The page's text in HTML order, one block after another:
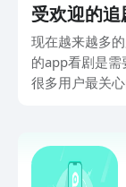
受欢迎的
现在越来越多
的app看剧是需
很多用户最关